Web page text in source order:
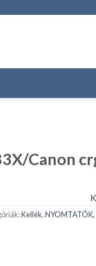
Canon
Kellék,NYOMTATÓK,